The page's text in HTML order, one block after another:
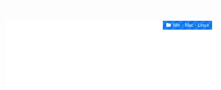
Win・Mac・Linux